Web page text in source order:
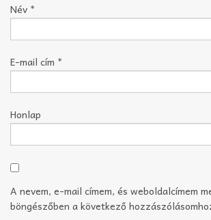
Név *
E-mail cím *
Honlap
A nevem, e-mail címem, és weboldalcímem
böngészőben a következő